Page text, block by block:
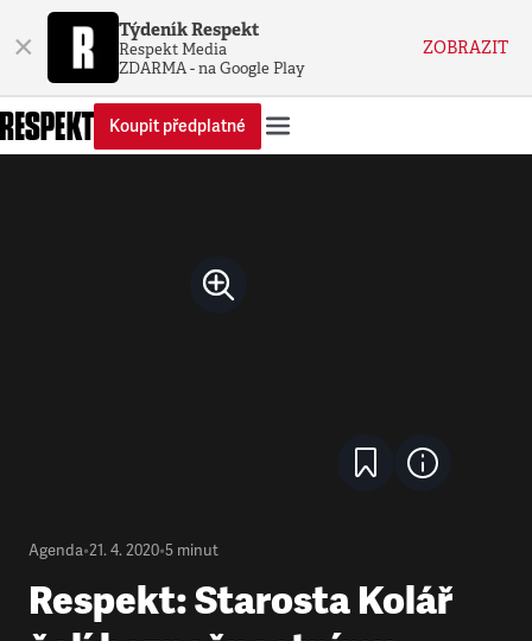
× Týdeník Respekt
Respekt Media
ZDARMA - na Google Play
ZOBRAZIT
Koupit předplatné
Agenda•21. 4. 2020•5 minut
Respekt: Starosta Kolář